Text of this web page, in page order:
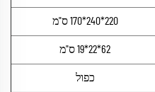
220*240*170 ס"מ
62*22*19 ס"מ
כפול